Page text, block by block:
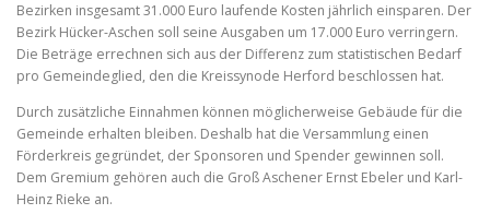
Bezirken insgesamt 31.000 Euro laufende Kosten jährlich einsparen. Der
Bezirk Hücker-Aschen soll seine Ausgaben um 17.000 Euro verringern.
Die Beträge errechnen sich aus der Differenz zum statistischen Bedarf
pro Gemeindeglied, den die Kreissynode Herford beschlossen hat.
Durch zusätzliche Einnahmen können möglicherweise Gebäude für die
Gemeinde erhalten bleiben. Deshalb hat die Versammlung einen
Förderkreis gegründet, der Sponsoren und Spender gewinnen soll.
Dem Gremium gehören auch die Groß Aschener Ernst Ebeler und Karl-
Heinz Rieke an.